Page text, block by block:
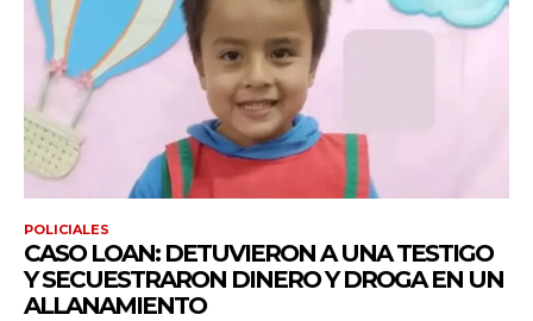
POLICIALES
CASO LOAN: DETUVIERON A UNA TESTIGO
Y SECUESTRARON DINERO Y DROGA EN UN
ALLANAMIENTO